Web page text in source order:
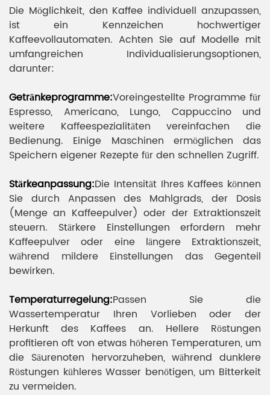
Die Möglichkeit, den Kaffee individuell anzupassen,
ist ein Kennzeichen hochwertiger
Kaffeevollautomaten. Achten Sie auf Modelle mit
umfangreichen Individualisierungsoptionen,
darunter:
Getränkeprogramme:Voreingestellte Programme für
Espresso, Americano, Lungo, Cappuccino und
weitere Kaffeespezialitäten vereinfachen die
Bedienung. Einige Maschinen ermöglichen das
Speichern eigener Rezepte für den schnellen Zugriff.
Stärkeanpassung:Die Intensität Ihres Kaffees können
Sie durch Anpassen des Mahlgrads, der Dosis
(Menge an Kaffeepulver) oder der Extraktionszeit
steuern. Stärkere Einstellungen erfordern mehr
Kaffeepulver oder eine längere Extraktionszeit,
während mildere Einstellungen das Gegenteil
bewirken.
Temperaturregelung:Passen Sie die
Wassertemperatur Ihren Vorlieben oder der
Herkunft des Kaffees an. Hellere Röstungen
profitieren oft von etwas höheren Temperaturen, um
die Säurenoten hervorzuheben, während dunklere
Röstungen kühleres Wasser benötigen, um Bitterkeit
zu vermeiden.